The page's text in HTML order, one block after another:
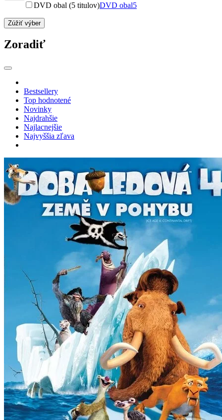
DVD obal (5 titulov)DVD obal5
Zúžiť výber
Zoradiť
Bestsellery
Top hodnotené
Novinky
Najdrahšie
Najlacnejšie
Najvyššia zľava